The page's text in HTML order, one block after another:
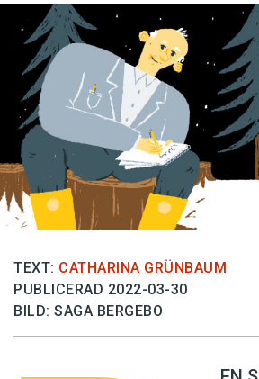
TEXT: CATHARINA GRÜNBAUM
PUBLICERAD 2022-03-30
BILD: SAGA BERGEBO